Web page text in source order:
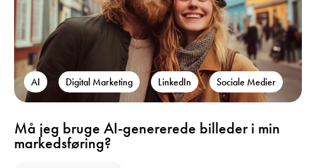
AI Digital Marketing LinkedIn Sociale Medier
Må jeg bruge AI-genererede billeder i min
markedsføring?